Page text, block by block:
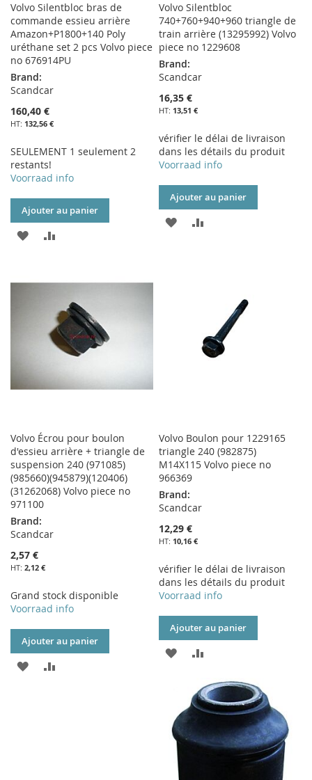
Volvo Silentbloc bras de
commande essieu arrière
Amazon+P1800+140 Poly
uréthane set 2 pcs Volvo piece
no 676914PU
Brand:
Scandcar
160,40 €
132,56 €
SEULEMENT 1 seulement 2
restants!
Voorraad info
Ajouter au panier
AJOUTER
MA
D’ENVIE
COMPARATEUR
Volvo Silentbloc
740+760+940+960 triangle de
train arrière (13295992) Volvo
piece no 1229608
Brand:
Scandcar
16,35 €
13,51 €
vérifier le délai de livraison
dans les détails du produit
Voorraad info
Ajouter au panier
AJOUTER
Volvo Écrou pour boulon
d'essieu arrière + triangle de
suspension 240 (971085)
(985660)(945879)(120406)
(31262068) Volvo piece no
971100
Brand:
Scandcar
2,57 €
2,12 €
Grand stock disponible
Voorraad info
Ajouter au panier
AJOUTER
Volvo Boulon pour 1229165
triangle 240 (982875)
M14X115 Volvo piece no
966369
Brand:
Scandcar
12,29 €
10,16 €
vérifier le délai de livraison
dans les détails du produit
Voorraad info
Ajouter au panier
AJOUTER
MA
D’ENVIE
COMPARATEUR